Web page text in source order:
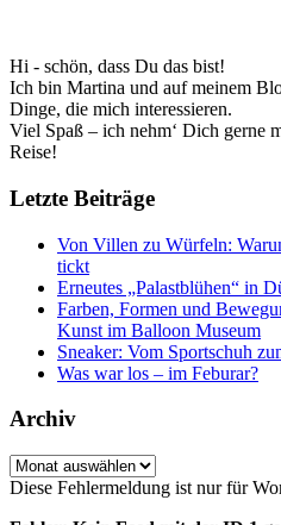
Hi - schön, dass Du das bist!
Ich bin Martina und auf meinem
Dinge, die mich interessieren.
Viel Spaß – ich nehm‘ Dich gerne
Reise!
Letzte Beiträge
Von Villen zu Würfeln:
tickt
Erneutes „Palastblühen“ in
Farben, Formen und
Kunst im Balloon Museum
Sneaker: Vom Sportschuh
Was war los – im Feburar?
Archiv
Archiv
Diese Fehlermeldung ist nur für